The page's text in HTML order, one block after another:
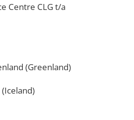
Centre CLG t/a
(Greenland)